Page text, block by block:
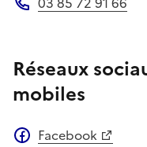
Réseaux
mobiles
Facebook